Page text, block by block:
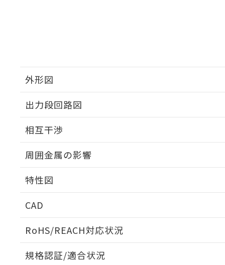
外形図
出力段回路図
相互干渉
A: 50mm以上、B: 30mm以上
周囲金属の影響
特性図
CAD
RoHS/REACH対応状況
規格認証/適合状況